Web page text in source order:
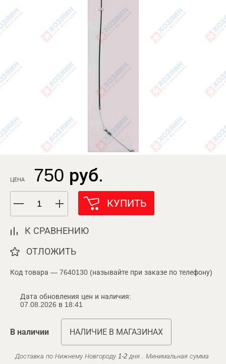
ЦЕНА 750 руб.
КУПИТЬ
К СРАВНЕНИЮ
ОТЛОЖИТЬ
Код товара — 7640130 (называйте при заказе по телефону)
Дата обновления цен и наличия:
07.08.2026 в 18:41
В наличии НАЛИЧИЕ В МАГАЗИНАХ
Доставка по Нижнему Новгороду 1-2 дня . Минимальная сумма